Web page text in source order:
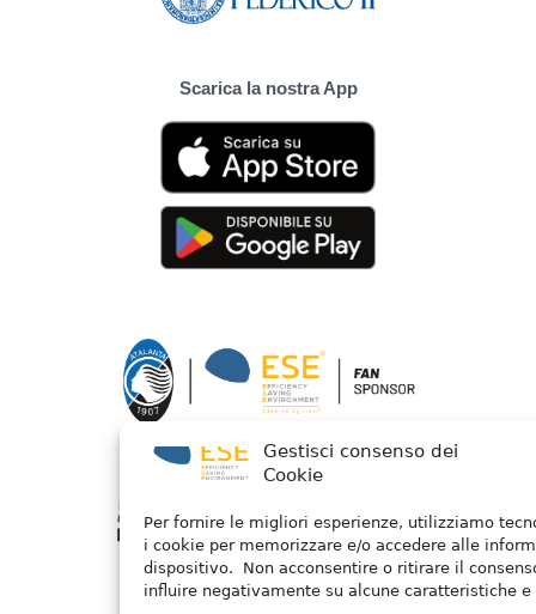
Gestisci consenso dei
Cookie
Per fornire le migliori esperienze, utilizziamo
i cookie per memorizzare e/o accedere alle
dispositivo. Non acconsentire o ritirare il
influire negativamente su alcune caratteristiche e
Scarica la nostra App